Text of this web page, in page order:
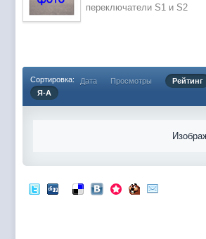
переключатели S1 и S2
Сортировка: Дата Просмотры Рейтинг
Я-А